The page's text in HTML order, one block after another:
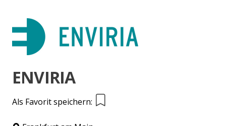
ENVIRIA
Als Favorit speichern: